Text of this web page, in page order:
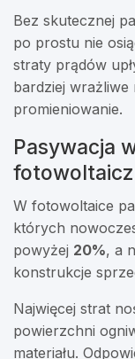
Bez skutecznej
po prostu nie
straty prądów
bardziej
promieniowanie.
Pasywacja
W fotowoltaice
których
powyżej 20%, a
konstrukcje
Najwięcej strat
powierzchni
materiału.